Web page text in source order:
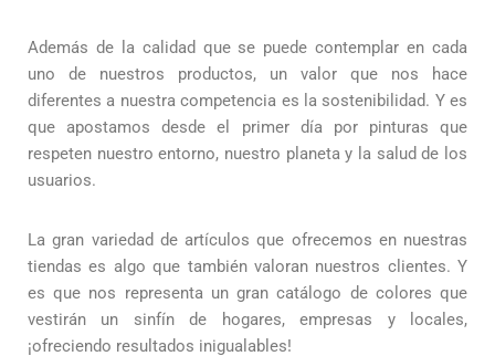
Además de la calidad que se puede contemplar en cada
uno de nuestros productos, un valor que nos hace
diferentes a nuestra competencia es la sostenibilidad. Y es
que apostamos desde el primer día por pinturas que
respeten nuestro entorno, nuestro planeta y la salud de los
usuarios.
La gran variedad de artículos que ofrecemos en nuestras
tiendas es algo que también valoran nuestros clientes. Y
es que nos representa un gran catálogo de colores que
vestirán un sinfín de hogares, empresas y locales,
¡ofreciendo resultados inigualables!